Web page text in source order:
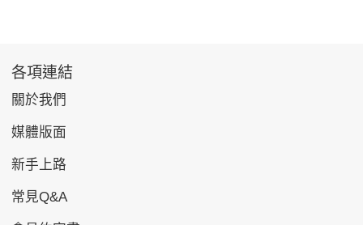
各項連結
關於我們
媒體版面
新手上路
常見Q&A